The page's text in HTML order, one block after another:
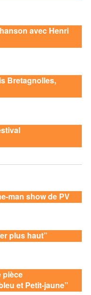
avec Henri
Bretagnolles,
man show de PV
plus haut”
pièce
et Petit-jaune”